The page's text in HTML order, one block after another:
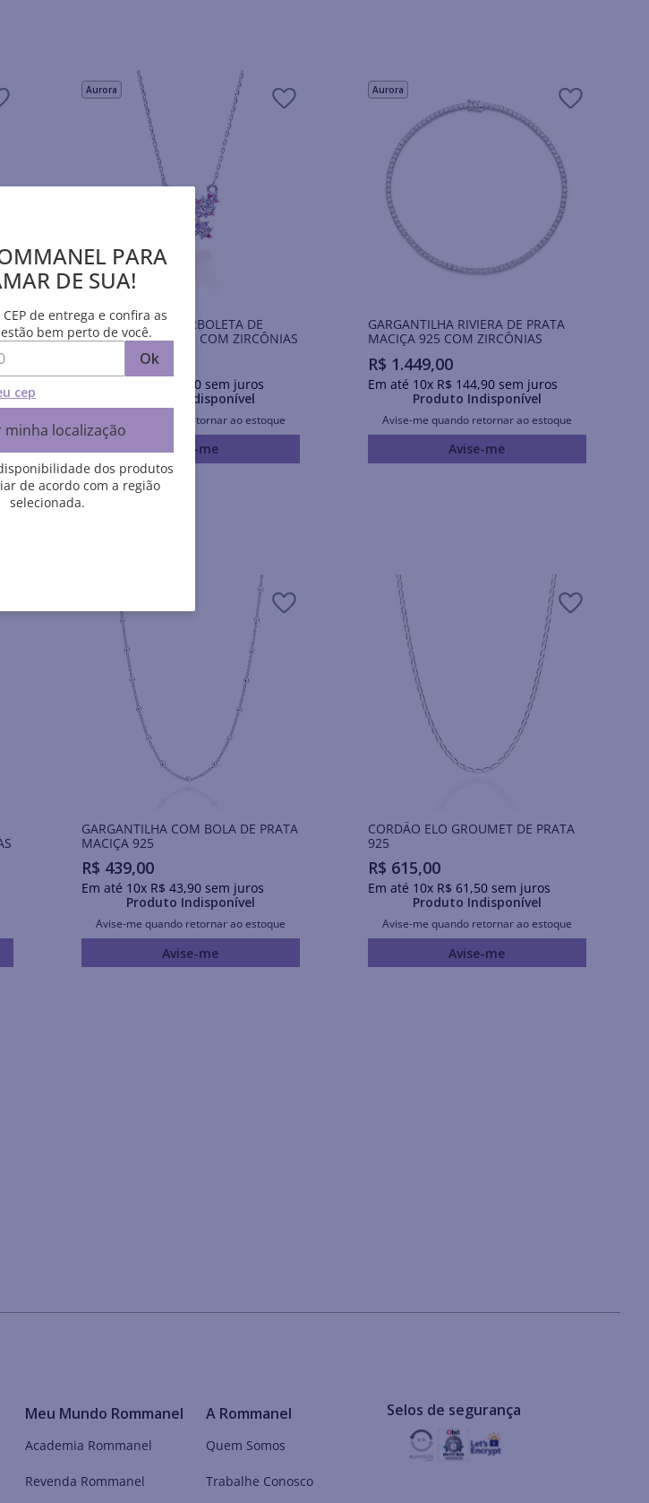
Aurora
GARGANTILHA BORBOLETA DE
PRATA MACIÇA 925 COM ZIRCÔNIAS
00
90sem juros
Produto Indisponível
Avise-me quando retornar ao estoque
Avise-me
Aurora
GARGANTILHA RIVIERA DE PRATA
MACIÇA 925 COM ZIRCÔNIAS
R$ 1.449,00
Em até 10x R$ 144,90sem juros
Produto Indisponível
Avise-me quando retornar ao estoque
Avise-me
GARGANTILHA COM BOLA DE PRATA
MACIÇA 925
R$ 439,00
Em até 10x R$ 43,90sem juros
Produto Indisponível
Avise-me quando retornar ao estoque
Avise-me
CORDÃO ELO GROUMET DE PRATA
925
R$ 615,00
Em até 10x R$ 61 ,50sem juros
Produto Indisponível
Avise-me quando retornar ao estoque
Avise-me
Meu Mundo Rommanel
Academia Rommanel
Revenda Rommanel
A Rommanel
Quem Somos
Trabalhe Conosco
Selos de segurança
PARA
DE SUA!
de entrega e confira as
bem perto de você.
Ok
cep
minha localização
dos produtos
de acordo com a região
selecionada.